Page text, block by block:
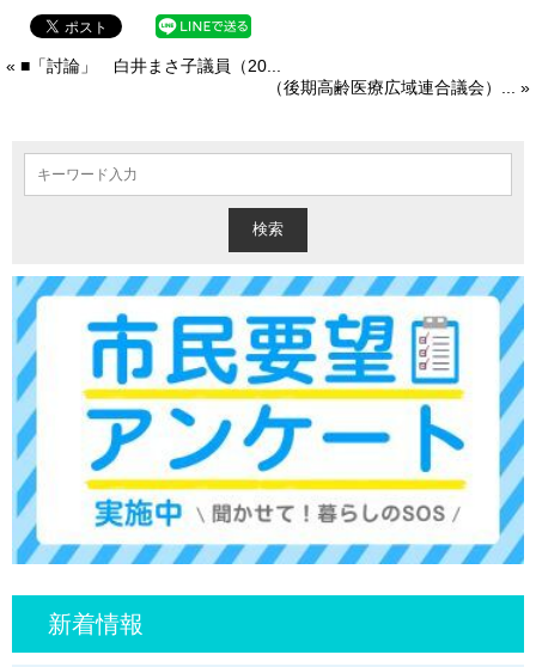
« ■「討論」 白井まさ子議員（20...
（後期高齢医療広域連合議会）... »
新着情報